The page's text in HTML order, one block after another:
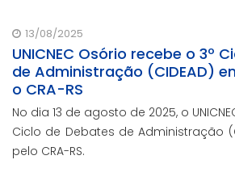
evento ocorreu no auditório Felipe
13/08/2025
UNICNEC Osório recebe o 3º
de Administração (CIDEAD)
o CRA-RS
No dia 13 de agosto de 2025, o
Ciclo de Debates de Administração
pelo CRA-RS.